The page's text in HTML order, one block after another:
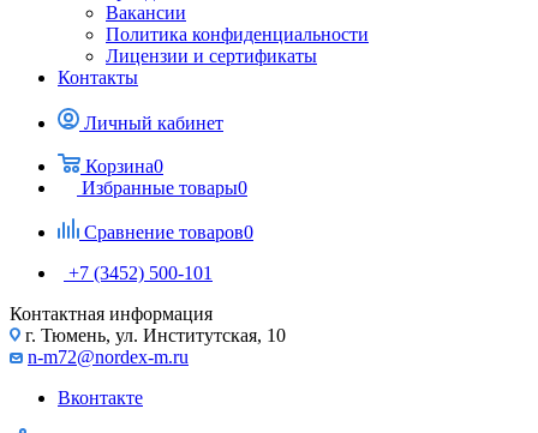
Вакансии
Политика конфиденциальности
Лицензии и сертификаты
Контакты
Личный кабинет
Корзина0
Избранные товары0
Сравнение товаров0
+7 (3452) 500-101
Контактная информация
г. Тюмень, ул. Институтская, 10
n-m72@nordex-m.ru
Вконтакте